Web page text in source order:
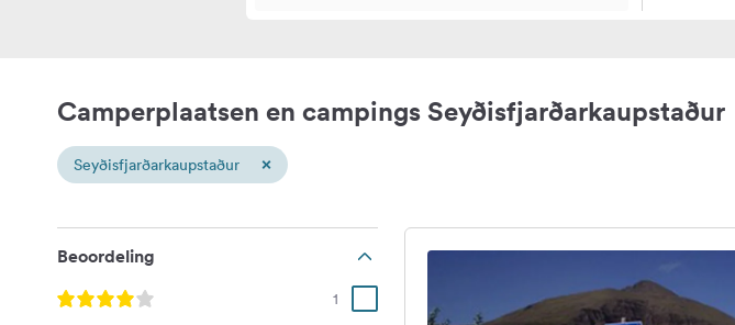
Camperplaatsen en campings Seyðisfjarðarkaupstaður
Seyðisfjarðarkaupstaður ×
Beoordeling
1